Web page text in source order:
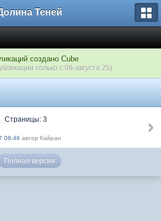
Теней
создано Cube
только с 08-августа 25)
Страницы: 3
08:46 автор Кайран
Полная версия